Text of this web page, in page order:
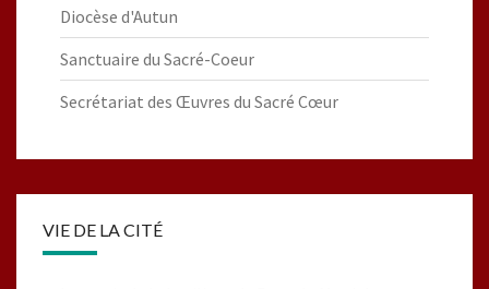
Diocèse d'Autun
Sanctuaire du Sacré-Coeur
Secrétariat des Œuvres du Sacré Cœur
VIE DE LA CITÉ